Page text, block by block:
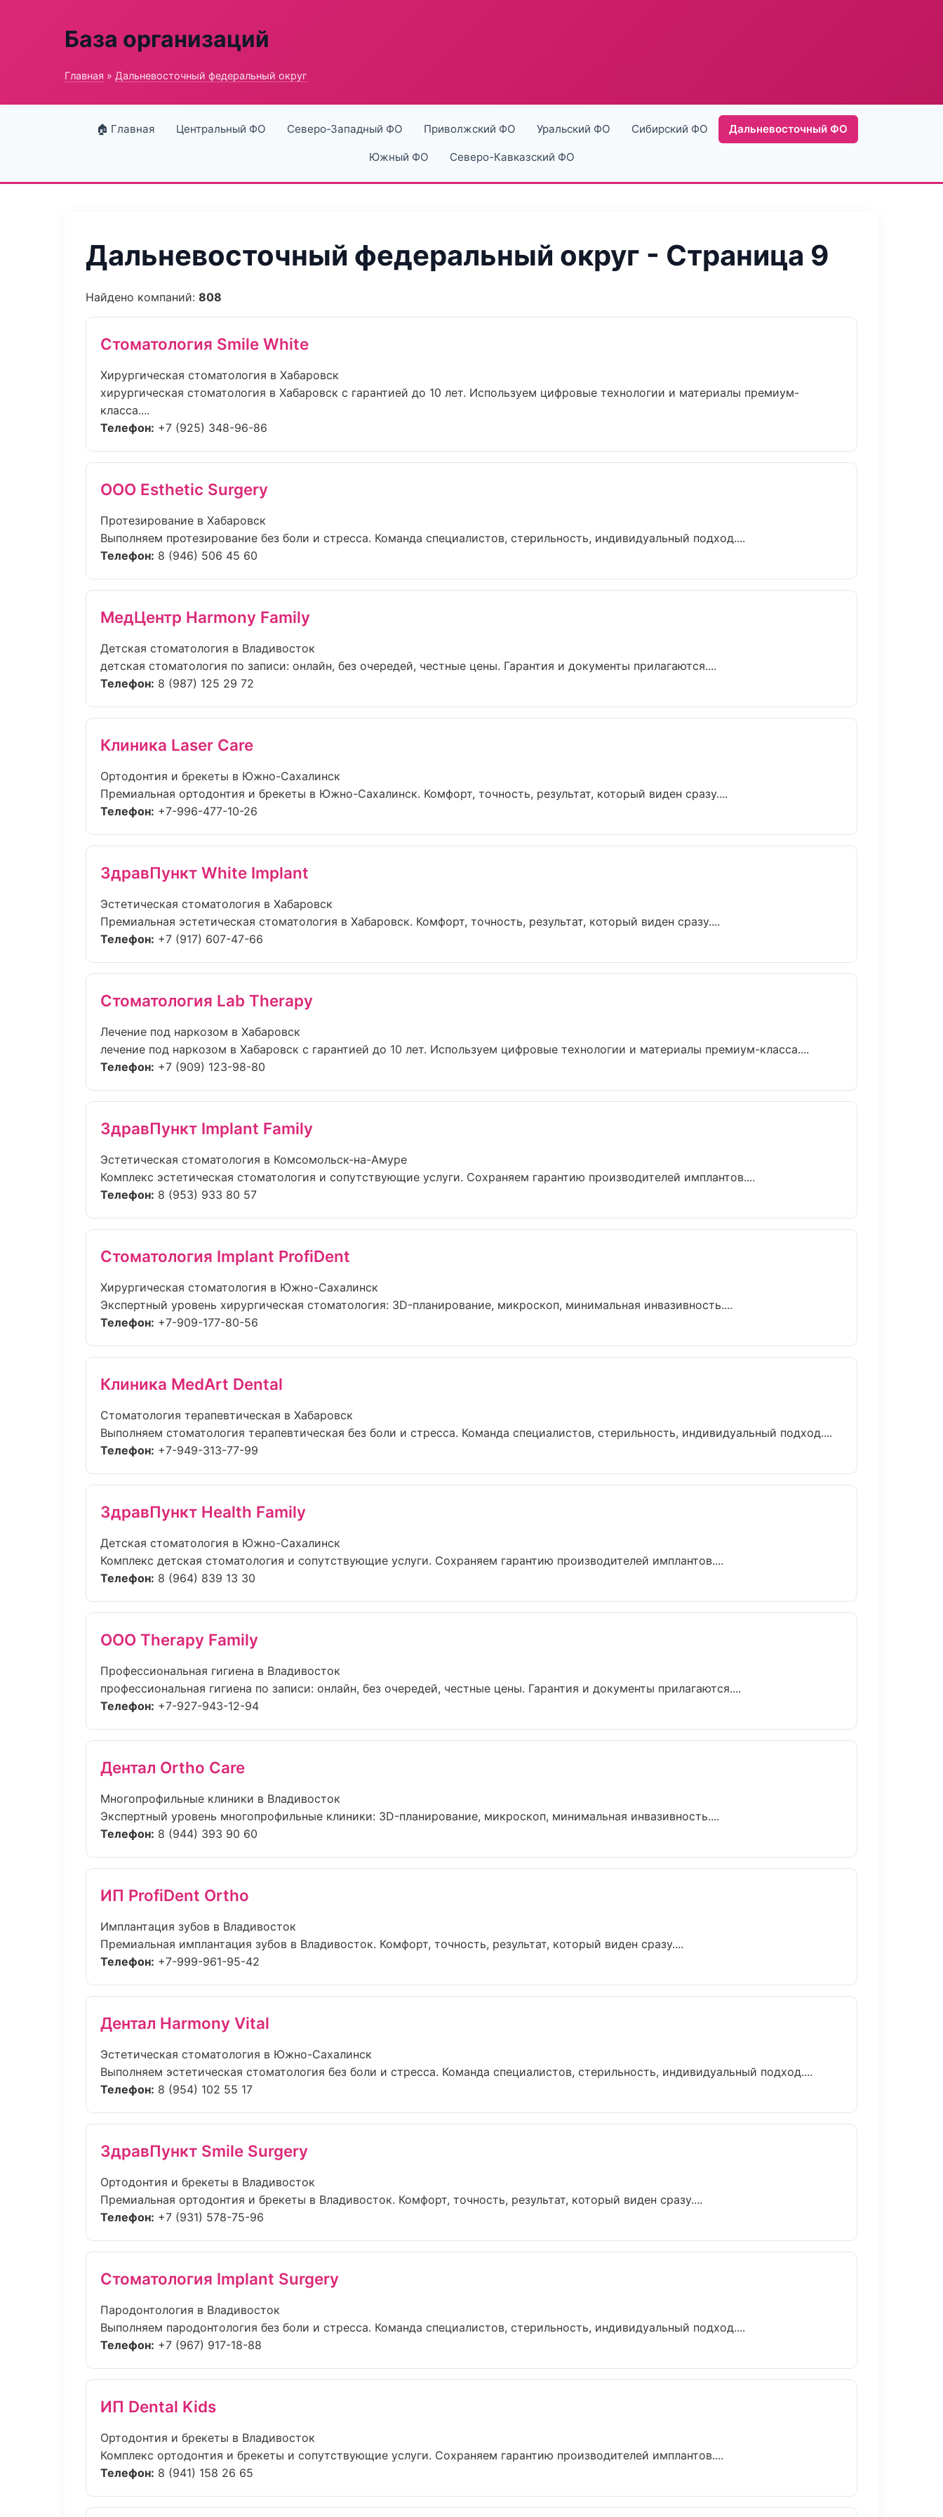
База организаций
Главная » Дальневосточный федеральный округ
🏠 Главная Центральный ФО Северо-Западный ФО Приволжский ФО Уральский ФО Сибирский ФО Дальневосточный ФО
Южный ФО Северо-Кавказский ФО
Дальневосточный федеральный округ - Страница 9
Найдено компаний: 808
Стоматология Smile White
Хирургическая стоматология в Хабаровск
хирургическая стоматология в Хабаровск с гарантией до 10 лет. Используем цифровые технологии и материалы премиум-
класса....
Телефон: +7 (925) 348-96-86
ООО Esthetic Surgery
Протезирование в Хабаровск
Выполняем протезирование без боли и стресса. Команда специалистов, стерильность, индивидуальный подход....
Телефон: 8 (946) 506 45 60
МедЦентр Harmony Family
Детская стоматология в Владивосток
детская стоматология по записи: онлайн, без очередей, честные цены. Гарантия и документы прилагаются....
Телефон: 8 (987) 125 29 72
Клиника Laser Care
Ортодонтия и брекеты в Южно-Сахалинск
Премиальная ортодонтия и брекеты в Южно-Сахалинск. Комфорт, точность, результат, который виден сразу....
Телефон: +7-996-477-10-26
ЗдравПункт White Implant
Эстетическая стоматология в Хабаровск
Премиальная эстетическая стоматология в Хабаровск. Комфорт, точность, результат, который виден сразу....
Телефон: +7 (917) 607-47-66
Стоматология Lab Therapy
Лечение под наркозом в Хабаровск
лечение под наркозом в Хабаровск с гарантией до 10 лет. Используем цифровые технологии и материалы премиум-класса....
Телефон: +7 (909) 123-98-80
ЗдравПункт Implant Family
Эстетическая стоматология в Комсомольск-на-Амуре
Комплекс эстетическая стоматология и сопутствующие услуги. Сохраняем гарантию производителей имплантов....
Телефон: 8 (953) 933 80 57
Стоматология Implant ProfiDent
Хирургическая стоматология в Южно-Сахалинск
Экспертный уровень хирургическая стоматология: 3D-планирование, микроскоп, минимальная инвазивность....
Телефон: +7-909-177-80-56
Клиника MedArt Dental
Стоматология терапевтическая в Хабаровск
Выполняем стоматология терапевтическая без боли и стресса. Команда специалистов, стерильность, индивидуальный подход....
Телефон: +7-949-313-77-99
ЗдравПункт Health Family
Детская стоматология в Южно-Сахалинск
Комплекс детская стоматология и сопутствующие услуги. Сохраняем гарантию производителей имплантов....
Телефон: 8 (964) 839 13 30
ООО Therapy Family
Профессиональная гигиена в Владивосток
профессиональная гигиена по записи: онлайн, без очередей, честные цены. Гарантия и документы прилагаются....
Телефон: +7-927-943-12-94
Дентал Ortho Care
Многопрофильные клиники в Владивосток
Экспертный уровень многопрофильные клиники: 3D-планирование, микроскоп, минимальная инвазивность....
Телефон: 8 (944) 393 90 60
ИП ProfiDent Ortho
Имплантация зубов в Владивосток
Премиальная имплантация зубов в Владивосток. Комфорт, точность, результат, который виден сразу....
Телефон: +7-999-961-95-42
Дентал Harmony Vital
Эстетическая стоматология в Южно-Сахалинск
Выполняем эстетическая стоматология без боли и стресса. Команда специалистов, стерильность, индивидуальный подход....
Телефон: 8 (954) 102 55 17
ЗдравПункт Smile Surgery
Ортодонтия и брекеты в Владивосток
Премиальная ортодонтия и брекеты в Владивосток. Комфорт, точность, результат, который виден сразу....
Телефон: +7 (931) 578-75-96
Стоматология Implant Surgery
Пародонтология в Владивосток
Выполняем пародонтология без боли и стресса. Команда специалистов, стерильность, индивидуальный подход....
Телефон: +7 (967) 917-18-88
ИП Dental Kids
Ортодонтия и брекеты в Владивосток
Комплекс ортодонтия и брекеты и сопутствующие услуги. Сохраняем гарантию производителей имплантов....
Телефон: 8 (941) 158 26 65